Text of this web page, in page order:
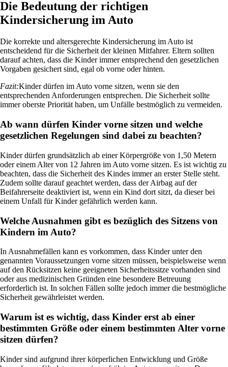
Die Bedeutung der richtigen
Kindersicherung im Auto
Die korrekte und altersgerechte Kindersicherung im Auto ist
entscheidend für die Sicherheit der kleinen Mitfahrer. Eltern sollten
darauf achten, dass die Kinder immer entsprechend den gesetzlichen
Vorgaben gesichert sind, egal ob vorne oder hinten.
Fazit:Kinder dürfen im Auto vorne sitzen, wenn sie den
entsprechenden Anforderungen entsprechen. Die Sicherheit sollte
immer oberste Priorität haben, um Unfälle bestmöglich zu vermeiden.
Ab wann dürfen Kinder vorne sitzen und welche
gesetzlichen Regelungen sind dabei zu beachten?
Kinder dürfen grundsätzlich ab einer Körpergröße von 1,50 Metern
oder einem Alter von 12 Jahren im Auto vorne sitzen. Es ist wichtig zu
beachten, dass die Sicherheit des Kindes immer an erster Stelle steht.
Zudem sollte darauf geachtet werden, dass der Airbag auf der
Beifahrerseite deaktiviert ist, wenn ein Kind dort sitzt, da dieser bei
einem Unfall für Kinder gefährlich werden kann.
Welche Ausnahmen gibt es bezüglich des Sitzens von
Kindern im Auto?
In Ausnahmefällen kann es vorkommen, dass Kinder unter den
genannten Voraussetzungen vorne sitzen müssen, beispielsweise wenn
auf den Rücksitzen keine geeigneten Sicherheitssitze vorhanden sind
oder aus medizinischen Gründen eine besondere Betreuung
erforderlich ist. In solchen Fällen sollte jedoch immer die bestmögliche
Sicherheit gewährleistet werden.
Warum ist es wichtig, dass Kinder erst ab einer
bestimmten Größe oder einem bestimmten Alter vorne
sitzen dürfen?
Kinder sind aufgrund ihrer körperlichen Entwicklung und Größe